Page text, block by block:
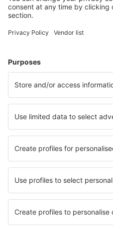
Unterkunft in Panama City Beach
Unterkunft in Kitty Hawk
Die besten Unterkünfte -
Unterkunft in Menthon-Saint-
Unterkunft in Mansfield
Unterkunft in Belokurikha
Unterkunft in Monsano